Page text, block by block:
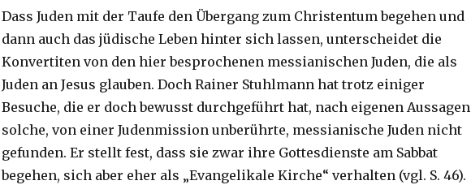
Dass Juden mit der Taufe den Übergang zum Christentum begehen und
dann auch das jüdische Leben hinter sich lassen, unterscheidet die
Konvertiten von den hier besprochenen messianischen Juden, die als
Juden an Jesus glauben. Doch Rainer Stuhlmann hat trotz einiger
Besuche, die er doch bewusst durchgeführt hat, nach eigenen Aussagen
solche, von einer Judenmission unberührte, messianische Juden nicht
gefunden. Er stellt fest, dass sie zwar ihre Gottesdienste am Sabbat
begehen, sich aber eher als „Evangelikale Kirche“ verhalten (vgl. S. 46).